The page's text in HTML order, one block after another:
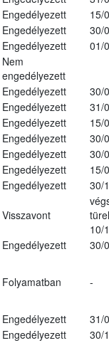
Engedélyezett
15/
Engedélyezett
30/
Engedélyezett
01/
Nem
engedélyezett
Engedélyezett
30/
Engedélyezett
31/
Engedélyezett
15/
Engedélyezett
30/
Engedélyezett
30/
Engedélyezett
15/
Engedélyezett
30/
Visszavont
10/
Engedélyezett
30/
Folyamatban -
Engedélyezett
31/
Engedélyezett
30/